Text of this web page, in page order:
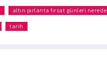
altın pırlanta fırsat günleri nerede
tarih